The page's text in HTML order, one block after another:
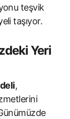
teşvik
taşıyor.
Yeri
,